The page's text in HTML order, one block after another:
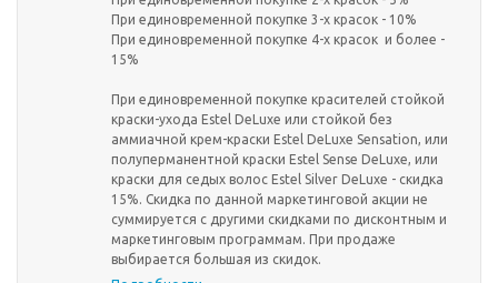
При единовременной покупке 3-х красок - 10%
При единовременной покупке 4-х красок и более -
15%
При единовременной покупке красителей стойкой
краски-ухода Estel DeLuxe или стойкой без
аммиачной крем-краски Estel DeLuxe Sensation, или
полуперманентной краски Estel Sense DeLuxe, или
краски для седых волос Estel Silver DeLuxe - скидка
15%. Скидка по данной маркетинговой акции не
суммируется с другими скидками по дисконтным и
маркетинговым программам. При продаже
выбирается большая из скидок.